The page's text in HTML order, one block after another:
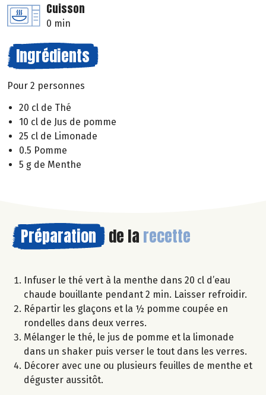
Cuisson
0 min
Ingrédients
Pour 2 personnes
20 cl de Thé
10 cl de Jus de pomme
25 cl de Limonade
0.5 Pomme
5 g de Menthe
Préparation de la recette
Infuser le thé vert à la menthe dans 20 cl d’eau
chaude bouillante pendant 2 min. Laisser refroidir.
Répartir les glaçons et la ½ pomme coupée en
rondelles dans deux verres.
Mélanger le thé, le jus de pomme et la limonade
dans un shaker puis verser le tout dans les verres.
Décorer avec une ou plusieurs feuilles de menthe et
déguster aussitôt.